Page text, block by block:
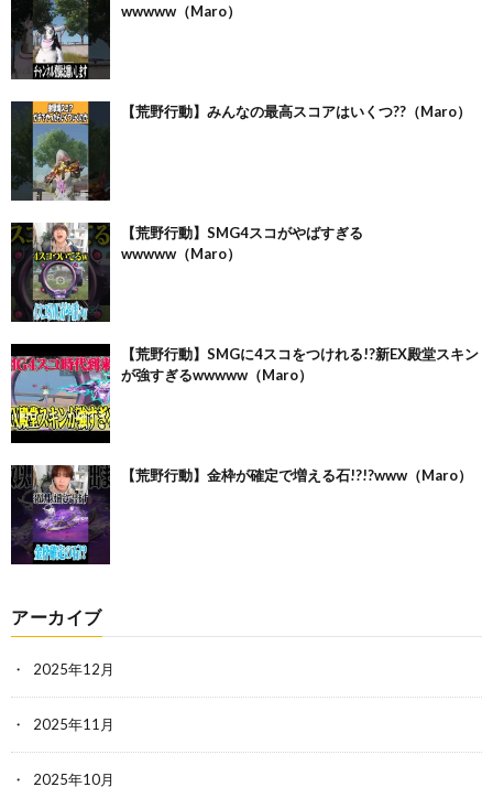
wwwww（Maro）
【荒野行動】みんなの最高スコアはいくつ??（Maro）
【荒野行動】SMG4スコがやばすぎる
wwwww（Maro）
【荒野行動】SMGに4スコをつけれる!?新EX殿堂スキン
が強すぎるwwwww（Maro）
【荒野行動】金枠が確定で増える石!?!?www（Maro）
アーカイブ
2025年12月
2025年11月
2025年10月